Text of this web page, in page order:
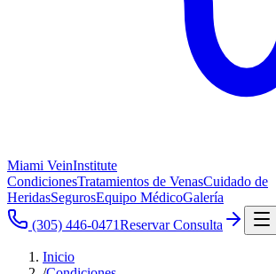
Miami VeinInstitute
CondicionesTratamientos de VenasCuidado de
HeridasSegurosEquipo MédicoGalería
(305) 446-0471Reservar Consulta
Inicio